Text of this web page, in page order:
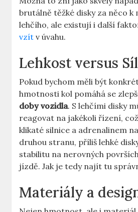
brutálně těžké disky za ​něco k
lehčího, ale existují i další
vzít v úvahu.
Lehkost versus Síl
Pokud bychom⁢ měli být
hmotnosti kol pomáhá se⁤
doby vozidla. S ⁣lehčími disky
reagovat na jakékoli ‍řízení,​
‍klikaté silnice a adrenalinem
druhou ⁣stranu, příliš lehké
stabilitu na nerovných
jízdě. Jak ‌je tedy ‌najít tu
Materiály a